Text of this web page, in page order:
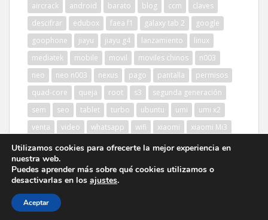
aircrack android barato blog ccm
claves
descifrar
edubox faea f1 galaxy tab 2
google
goophone
jiayu jiayu g4 lanzamiento
linux
mediatek
mobile movil moviles chinos
n003
neo
neo n003 nexus pago pantalla
permisos
quad-core
queja root s3
segunda generación
sem
seo tablet turbo ubuntu umi
umi x2
venta
video whatsapp wifi xiaomi xiaomi Mi3
sparkling Theme por
Utilizamos cookies para ofrecerte la mejor experiencia en
nuestra web.
Puedes aprender más sobre qué cookies utilizamos o
desactivarlas en los ajustes.
Aceptar